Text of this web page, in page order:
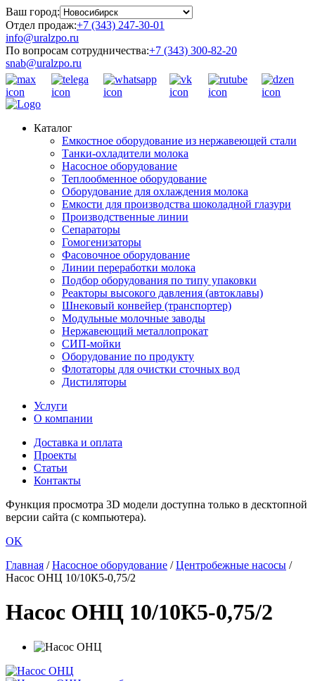
Ваш город:
Отдел продаж:+7 (343) 247-30-01
info@uralzpo.ru
По вопросам сотрудничества:+7 (343) 300-82-20
snab@uralzpo.ru
Каталог
Емкостное оборудование из нержавеющей стали
Танки-охладители молока
Насосное оборудование
Теплообменное оборудование
Оборудование для охлаждения молока
Емкости для производства шоколадной глазури
Производственные линии
Сепараторы
Гомогенизаторы
Фасовочное оборудование
Линии переработки молока
Подбор оборудования по типу упаковки
Реакторы высокого давления (автоклавы)
Шнековый конвейер (транспортер)
Модульные молочные заводы
Нержавеющий металлопрокат
СИП-мойки
Оборудование по продукту
Флотаторы для очистки сточных вод
Дистиляторы
Услуги
О компании
Доставка и оплата
Проекты
Статьи
Контакты
Функция просмотра 3D модели доступна только в десктопной
версии сайта (с компьютера).
OK
Главная /Насосное оборудование /Центробежные насосы /
Насос ОНЦ 10/10К5-0,75/2
Насос ОНЦ 10/10К5-0,75/2